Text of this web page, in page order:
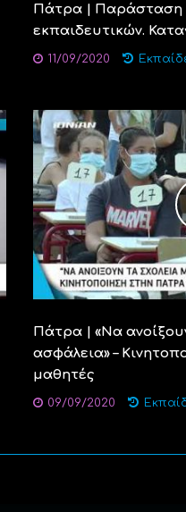
Πάτρα | Παράσταση
εκπαιδευτικών.
11/09/2020
Πάτρα | «Να
ασφάλεια» –
μαθητές
09/09/2020